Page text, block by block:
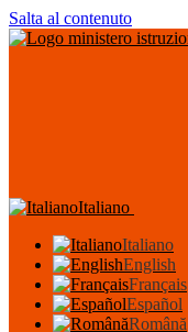
Salta al contenuto
Italiano
Italiano
English
Français
Español
Română